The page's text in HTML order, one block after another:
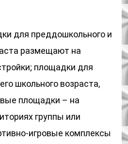
для преддошкольного и
размещают на
площадки для
школьного возраста,
площадки – на
группы или
игровые комплексы